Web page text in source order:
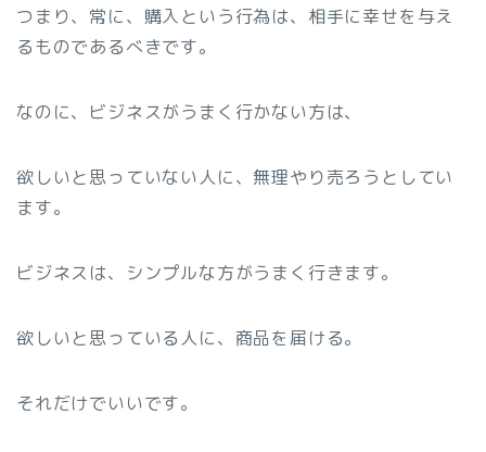
つまり、常に、購入という行為は、相手に幸せを与え
るものであるべきです。
なのに、ビジネスがうまく行かない方は、
欲しいと思っていない人に、無理やり売ろうとしてい
ます。
ビジネスは、シンプルな方がうまく行きます。
欲しいと思っている人に、商品を届ける。
それだけでいいです。